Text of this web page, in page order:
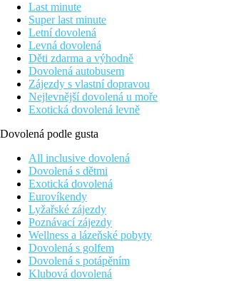
Last minute
Super last minute
Letní dovolená
Levná dovolená
Děti zdarma a výhodně
Dovolená autobusem
Zájezdy s vlastní dopravou
Nejlevnější dovolená u moře
Exotická dovolená levně
Dovolená podle gusta
All inclusive dovolená
Dovolená s dětmi
Exotická dovolená
Eurovíkendy
Lyžařské zájezdy
Poznávací zájezdy
Wellness a lázeňské pobyty
Dovolená s golfem
Dovolená s potápěním
Klubová dovolená